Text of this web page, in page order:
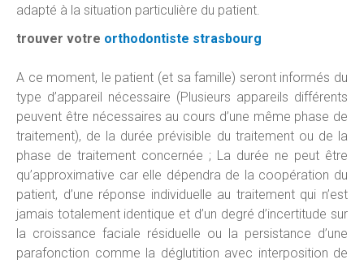
adapté à la situation particulière du patient.
trouver votre orthodontiste strasbourg
A ce moment, le patient (et sa famille) seront informés du
type d’appareil nécessaire (Plusieurs appareils différents
peuvent être nécessaires au cours d’une même phase de
traitement), de la durée prévisible du traitement ou de la
phase de traitement concernée ; La durée ne peut être
qu’approximative car elle dépendra de la coopération du
patient, d’une réponse individuelle au traitement qui n’est
jamais totalement identique et d’un degré d’incertitude sur
la croissance faciale résiduelle ou la persistance d’une
parafonction comme la déglutition avec interposition de